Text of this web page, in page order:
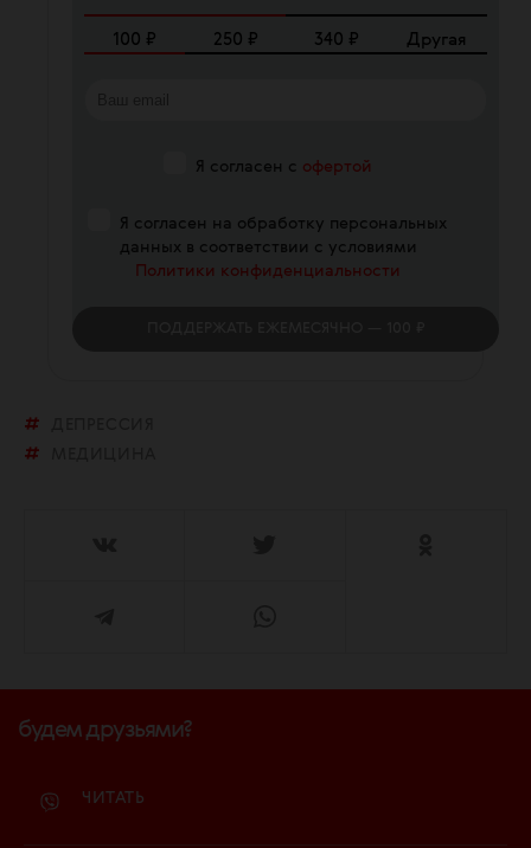
100 ₽ 250 ₽ 340 ₽ Другая
Я согласен с офертой
Я согласен на обработку персональных
данных в соответствии с условиями
Политики конфиденциальности
будем друзьями?
ЧИТАТЬ